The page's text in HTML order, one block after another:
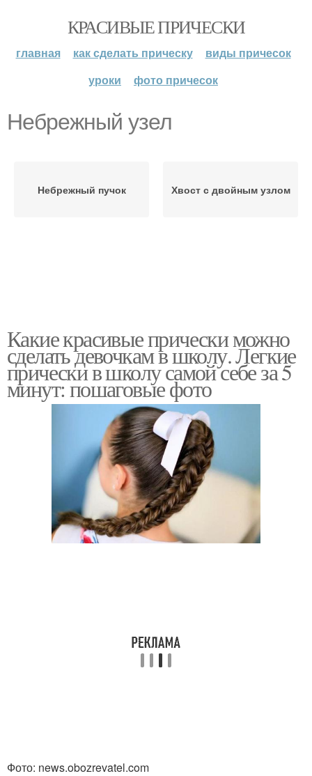
КРАСИВЫЕ ПРИЧЕСКИ
главная как сделать прическу
виды причесок
уроки
фото причесок
Небрежный узел
Небрежный пучок Хвост с двойным узлом
Какие красивые прически можно
сделать девочкам в школу. Легкие
прически в школу самой себе за 5
минут: пошаговые фото
Фото: news.obozrevatel.com